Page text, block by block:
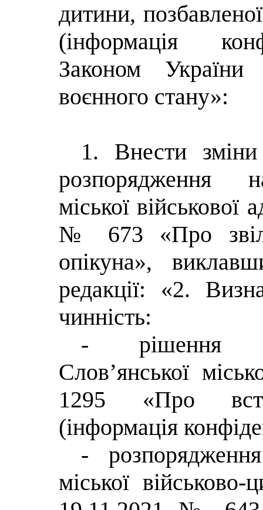
дитини,
(інформація
Законом
воєнного стану»:
1. Внести
розпорядження
міської військової
№ 673 «Про
опікуна»,
редакції: «2.
чинність:
- рішення
Слов’янської
1295 «Про
(інформація
-
міської військово-